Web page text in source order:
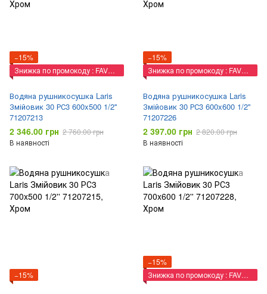
−15%
Знижка по промокоду : FAVORIT
Водяна рушникосушка Laris
Змійовик 30 РС3 600x500 1/2''
71207213
2 346.00 грн 2 760.00 грн
В наявності
−15%
Знижка по промокоду : FAVORIT
Водяна рушникосушка Laris
Змійовик 30 РС3 600x600 1/2''
71207226
2 397.00 грн 2 820.00 грн
В наявності
−15%
−15%
Знижка по промокоду : FAVORIT